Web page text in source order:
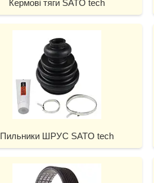
Кермові тяги SATO tech
Пильники ШРУС SATO tech